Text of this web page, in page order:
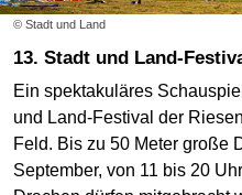
© Stadt und Land
13. Stadt und Land-
Ein spektakuläres
und Land-Festival der
Feld. Bis zu 50 Meter große
September, von 11 bis 20